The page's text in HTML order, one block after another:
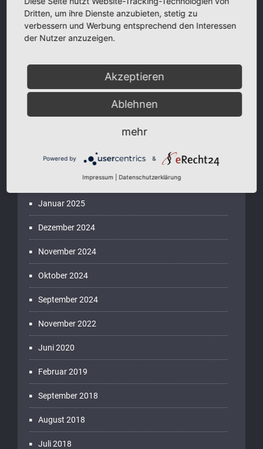
wir im Paradies
Geheime Ausstrahlungstipps, die Du kennen solltest
Interview: berufliche Selbstständigkeit als Weg für
hochsensible Menschen?
Januar 2025
Dezember 2024
November 2024
Oktober 2024
September 2024
November 2022
Juni 2020
Februar 2019
September 2018
August 2018
Juli 2018
Dritten, um ihre Dienste anzubieten, stetig zu
verbessern und Werbung entsprechend den Interessen
der Nutzer anzuzeigen.
Akzeptieren
Ablehnen
mehr
Powered by &
Impressum Datenschutzerklärung